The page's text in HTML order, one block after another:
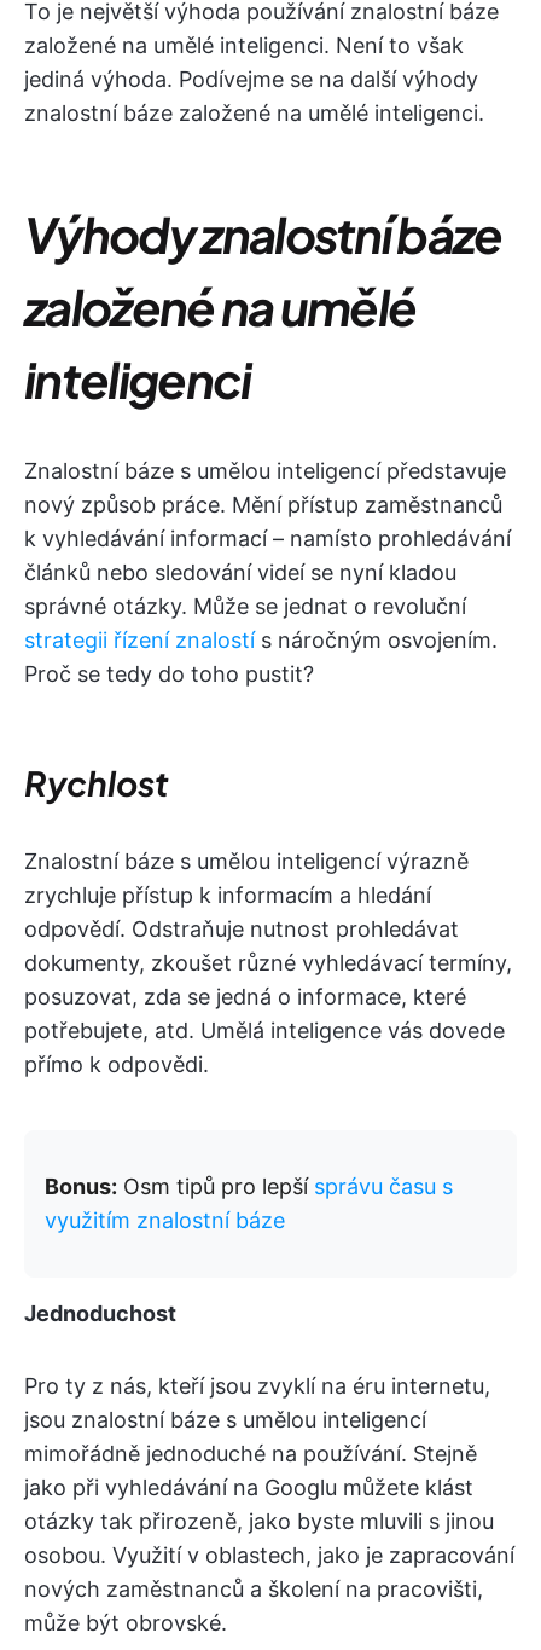
To je největší výhoda používání znalostní báze
založené na umělé inteligenci. Není to však
jediná výhoda. Podívejme se na další výhody
znalostní báze založené na umělé inteligenci.
Výhody znalostní báze
založené na umělé
inteligenci
Znalostní báze s umělou inteligencí představuje
nový způsob práce. Mění přístup zaměstnanců
k vyhledávání informací – namísto prohledávání
článků nebo sledování videí se nyní kladou
správné otázky. Může se jednat o revoluční
strategii řízení znalostís náročným osvojením.
Proč se tedy do toho pustit?
Rychlost
Znalostní báze s umělou inteligencí výrazně
zrychluje přístup k informacím a hledání
odpovědí. Odstraňuje nutnost prohledávat
dokumenty, zkoušet různé vyhledávací termíny,
posuzovat, zda se jedná o informace, které
potřebujete, atd. Umělá inteligence vás dovede
přímo k odpovědi.
Bonus: Osm tipů pro lepší správu času s
využitím znalostní báze
Jednoduchost
Pro ty z nás, kteří jsou zvyklí na éru internetu,
jsou znalostní báze s umělou inteligencí
mimořádně jednoduché na používání. Stejně
jako při vyhledávání na Googlu můžete klást
otázky tak přirozeně, jako byste mluvili s jinou
osobou. Využití v oblastech, jako je zapracování
nových zaměstnanců a školení na pracovišti,
může být obrovské.